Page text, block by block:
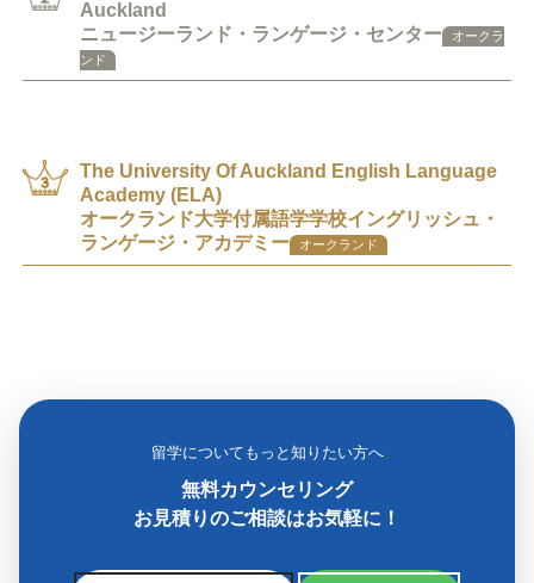
Auckland
ニュージーランド・ランゲージ・センター
オークラ
ンド
The University Of Auckland English Language
Academy (ELA)
オークランド大学付属語学学校イングリッシュ・
ランゲージ・アカデミー
オークランド
留学についてもっと知りたい方へ
無料カウンセリング
お見積りのご相談はお気軽に！